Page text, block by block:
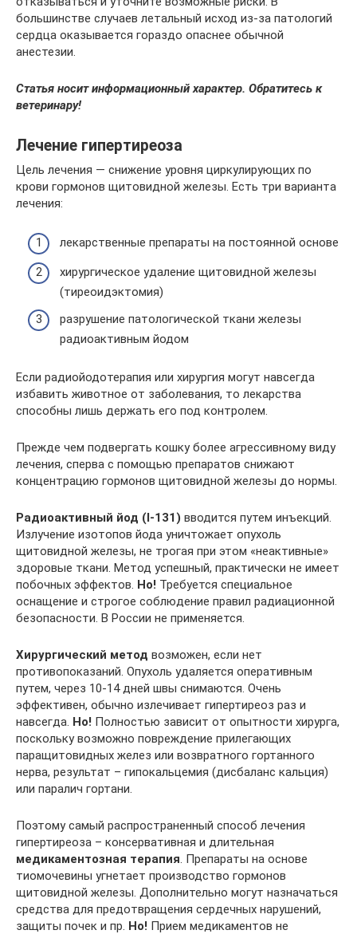
большинстве случаев летальный исход из-за патологий
сердца оказывается гораздо опаснее обычной
анестезии.
Статья носит информационный характер. Обратитесь к
ветеринару!
Лечение гипертиреоза
Цель лечения — снижение уровня циркулирующих по
крови гормонов щитовидной железы. Есть три варианта
лечения:
лекарственные препараты на постоянной основе
хирургическое удаление щитовидной железы
(тиреоидэктомия)
разрушение патологической ткани железы
радиоактивным йодом
Если радиойодотерапия или хирургия могут навсегда
избавить животное от заболевания, то лекарства
способны лишь держать его под контролем.
Прежде чем подвергать кошку более агрессивному виду
лечения, сперва с помощью препаратов снижают
концентрацию гормонов щитовидной железы до нормы.
Радиоактивный йод (I-131) вводится путем инъекций.
Излучение изотопов йода уничтожает опухоль
щитовидной железы, не трогая при этом «неактивные»
здоровые ткани. Метод успешный, практически не имеет
побочных эффектов. Но! Требуется специальное
оснащение и строгое соблюдение правил радиационной
безопасности. В России не применяется.
Хирургический метод возможен, если нет
противопоказаний. Опухоль удаляется оперативным
путем, через 10-14 дней швы снимаются. Очень
эффективен, обычно излечивает гипертиреоз раз и
навсегда. Но! Полностью зависит от опытности хирурга,
поскольку возможно повреждение прилегающих
паращитовидных желез или возвратного гортанного
нерва, результат – гипокальцемия (дисбаланс кальция)
или паралич гортани.
Поэтому самый распространенный способ лечения
гипертиреоза – консервативная и длительная
медикаментозная терапия . Препараты на основе
тиомочевины угнетает производство гормонов
щитовидной железы. Дополнительно могут назначаться
средства для предотвращения сердечных нарушений,
защиты почек и пр. Но! Прием медикаментов не